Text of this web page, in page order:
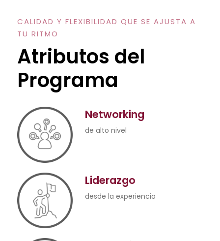
CALIDAD Y FLEXIBILIDAD QUE SE AJUSTA A
TU RITMO
Atributos del
Programa
Networking
de alto nivel
Liderazgo
desde la experiencia